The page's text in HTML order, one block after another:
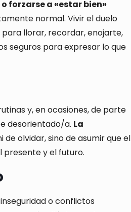
forzarse a «estar bien»
normal. Vivir el duelo
llorar, recordar, enojarte,
seguros para expresar lo que
y, en ocasiones, de parte
desorientado/a. La
olvidar, sino de asumir que el
presente y el futuro.
o conflictos